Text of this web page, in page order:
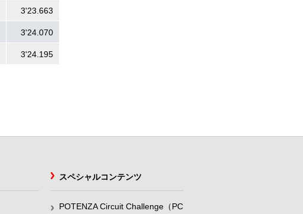
3'23.663
3'24.070
3'24.195
スペシャルコンテンツ
POTENZA Circuit Challenge（PC